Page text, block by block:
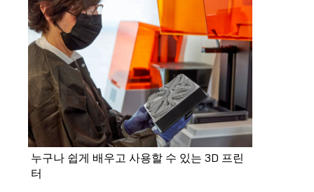
누구나 쉽게 배우고 사용할 수 있는 3D 프린
터